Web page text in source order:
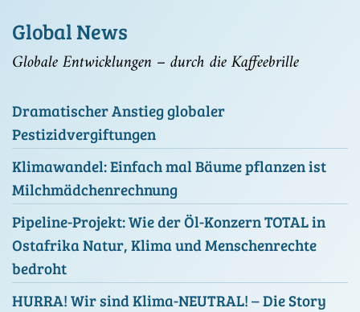
Global News
Globale Entwicklungen – durch die Kaffeebrille
Dramatischer Anstieg globaler
Pestizidvergiftungen
Klimawandel: Einfach mal Bäume pflanzen ist
Milchmädchenrechnung
Pipeline-Projekt: Wie der Öl-Konzern TOTAL in
Ostafrika Natur, Klima und Menschenrechte
bedroht
HURRA! Wir sind Klima-NEUTRAL! – Die Story